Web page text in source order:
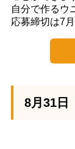
自分で作るウ
応募締切は7
8月31日